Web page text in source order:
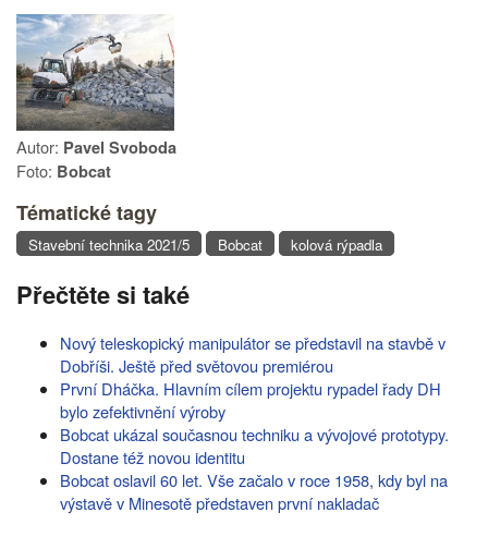
Autor: Pavel Svoboda
Foto: Bobcat
Tématické tagy
Stavební technika 2021/5 Bobcat kolová rýpadla
Přečtěte si také
Nový teleskopický manipulátor se představil na stavbě v
Dobříši. Ještě před světovou premiérou
První Dháčka. Hlavním cílem projektu rypadel řady DH
bylo zefektivnění výroby
Bobcat ukázal současnou techniku a vývojové prototypy.
Dostane též novou identitu
Bobcat oslavil 60 let. Vše začalo v roce 1958, kdy byl na
výstavě v Minesotě představen první nakladač